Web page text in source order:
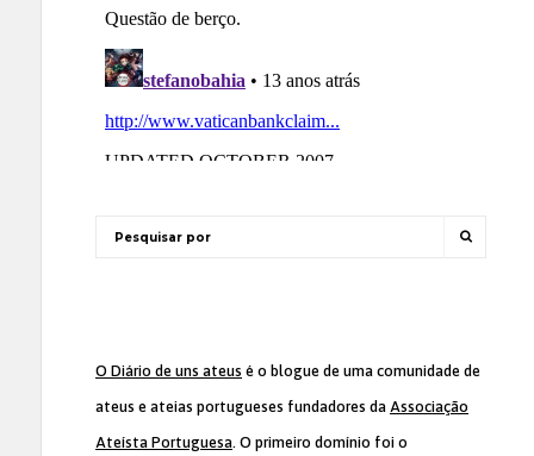
O Diário de uns ateus é o blogue de uma comunidade de
ateus e ateias portugueses fundadores da Associação
Ateísta Portuguesa. O primeiro domínio foi o